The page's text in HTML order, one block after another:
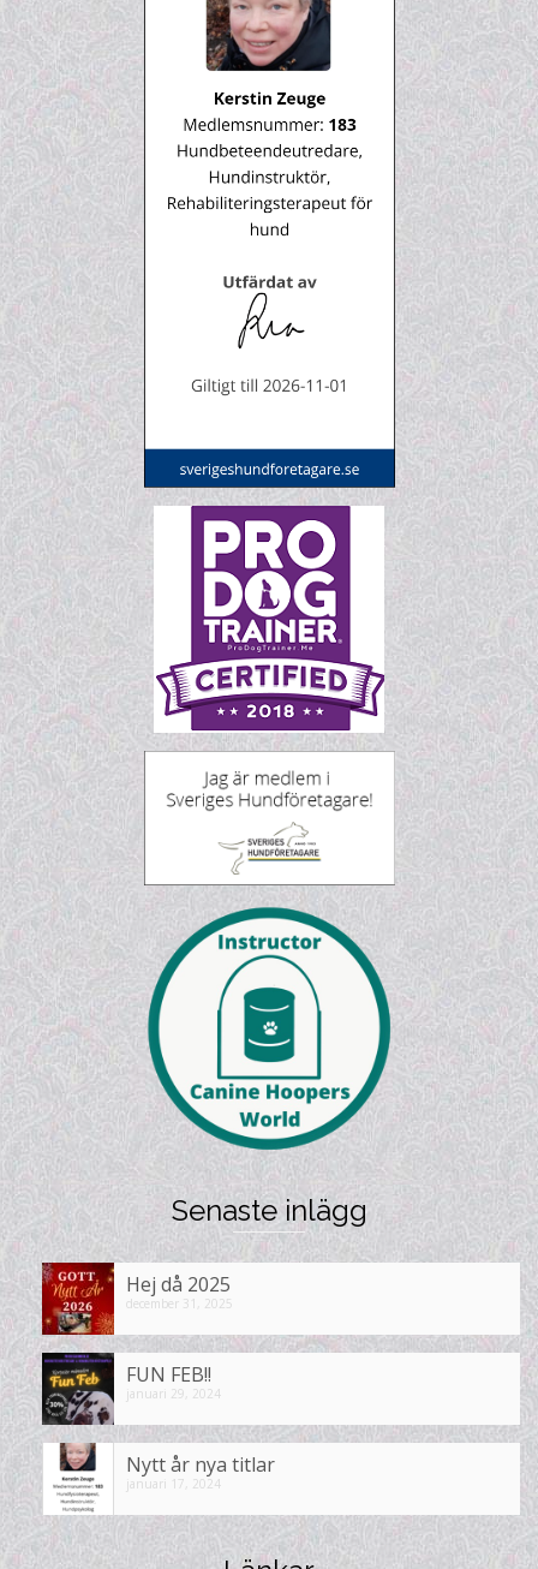
Senaste inlägg
Hej då 2025
december 31, 2025
FUN FEB!!
januari 29, 2024
Nytt år nya titlar
januari 17, 2024